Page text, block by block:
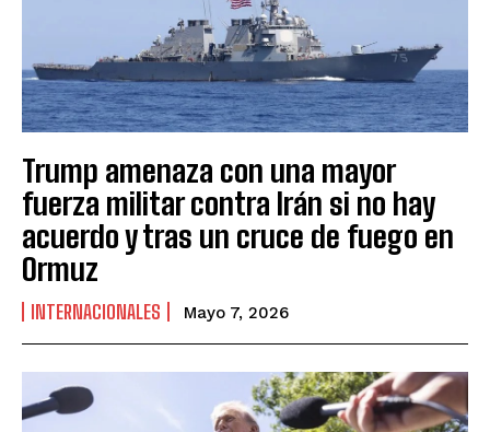
Trump amenaza con una mayor
fuerza militar contra Irán si no hay
acuerdo y tras un cruce de fuego en
Ormuz
INTERNACIONALES Mayo 7, 2026